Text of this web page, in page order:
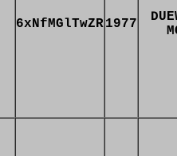
6xNfMGlTwZR1977